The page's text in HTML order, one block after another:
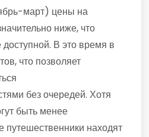
март) цены на
ниже, что
доступной. В это время в
что позволяет
без очередей. Хотя
быть менее
находят